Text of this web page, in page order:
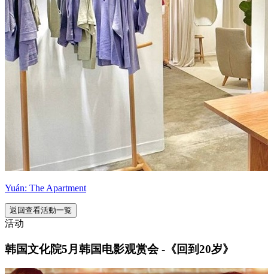
Yuán: The Apartment
返回查看活動一覧
活动
韩国文化院5月韩国电影观赏会 -《回到20岁》